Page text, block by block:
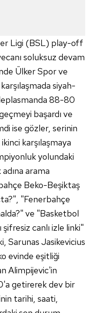
Ligi (BSL) play-off
soluksuz devam
Ülker Spor ve
siyah-
88-80
başardı ve
ise gözler, serinin
karşılaşmaya
yolundaki
arama
Beko-Beşiktaş
"Fenerbahçe
ve "Basketbol
canlı izle linki"
Sarunas Jasikevicius
evinde eşitliği
Alimpijevic'in
getirerek dev bir
tarihi, saati,